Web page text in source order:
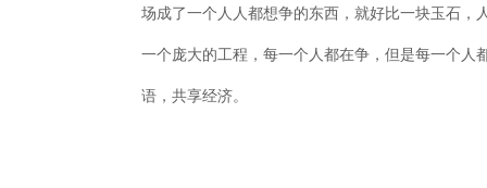
场成了一个人人都想争的东西，就好比一块玉石
一个庞大的工程，每一个人都在争，但是每一个
语，共享经济。